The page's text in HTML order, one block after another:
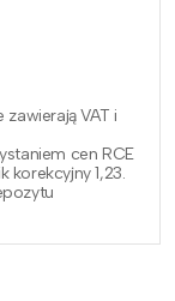
VAT i
cen RCE
korekcyjny 1,23.